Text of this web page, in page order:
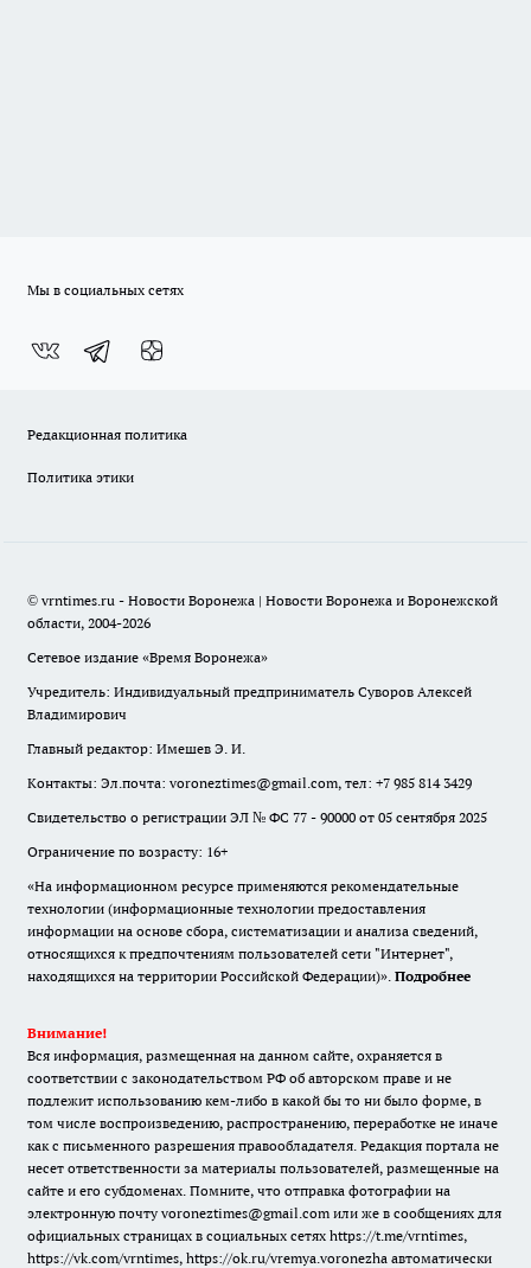
Мы в социальных сетях
Редакционная политика
Политика этики
© vrntimes.ru - Новости Воронежа | Новости Воронежа и Воронежской
области, 2004-2026
Сетевое издание «Время Воронежа»
Учредитель: Индивидуальный предприниматель Суворов Алексей
Владимирович
Главный редактор: Имешев Э. И.
Контакты: Эл.почта: voroneztimes@gmail.com, тел: +7 985 814 3429
Свидетельство о регистрации ЭЛ № ФС 77 - 90000 от 05 сентября 2025
Ограничение по возрасту: 16+
«На информационном ресурсе применяются рекомендательные
технологии (информационные технологии предоставления
информации на основе сбора, систематизации и анализа сведений,
относящихся к предпочтениям пользователей сети "Интернет",
находящихся на территории Российской Федерации)». Подробнее
Внимание!
Вся информация, размещенная на данном сайте, охраняется в
соответствии с законодательством РФ об авторском праве и не
подлежит использованию кем-либо в какой бы то ни было форме, в
том числе воспроизведению, распространению, переработке не иначе
как с письменного разрешения правообладателя. Редакция портала не
несет ответственности за материалы пользователей, размещенные на
сайте и его субдоменах. Помните, что отправка фотографии на
электронную почту voroneztimes@gmail.com или же в сообщениях для
официальных страницах в социальных сетях https://t.me/vrntimes,
https://vk.com/vrntimes, https://ok.ru/vremya.voronezha автоматически